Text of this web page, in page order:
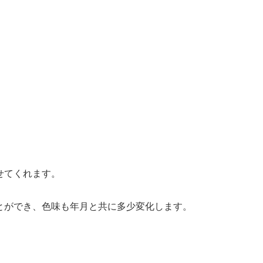
くれます。
でき、色味も年月と共に多少変化します。